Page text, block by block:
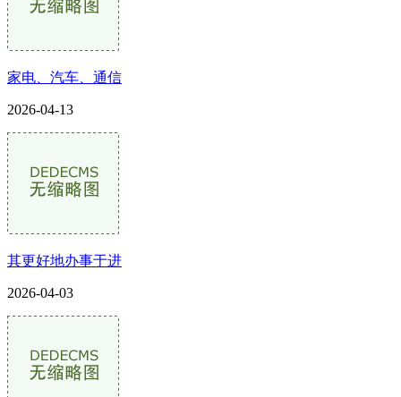
家电、汽车、通信
2026-04-13
其更好地办事于进
2026-04-03